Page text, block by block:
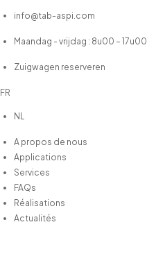
info@tab-aspi.com
Maandag - vrijdag : 8u00 – 17u00
Zuigwagen reserveren
FR
NL
A propos de nous
Applications
Services
FAQs
Réalisations
Actualités